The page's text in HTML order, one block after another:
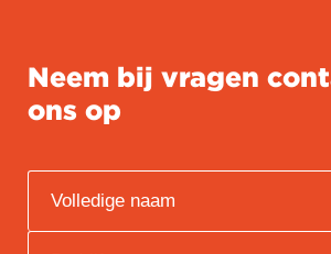
Neem bij vragen
ons op